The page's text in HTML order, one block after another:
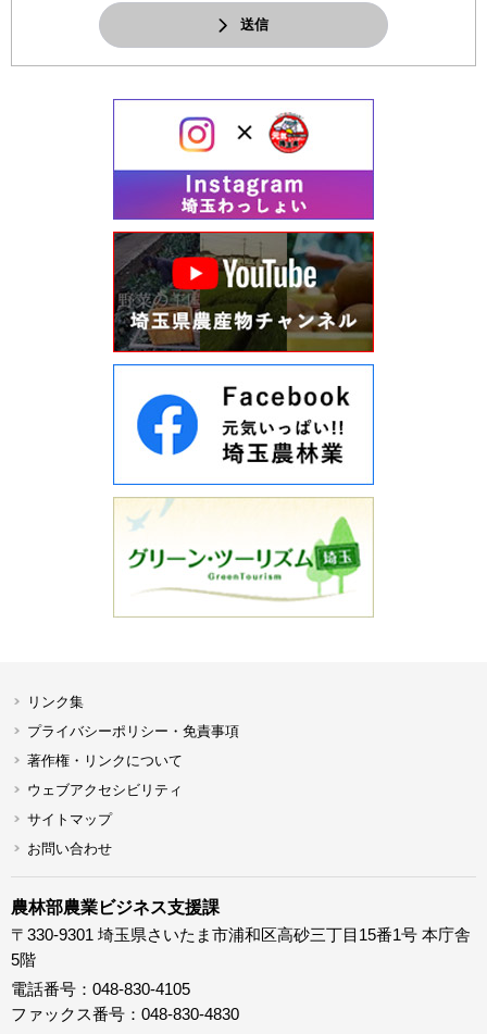
送信
リンク集
プライバシーポリシー・免責事項
著作権・リンクについて
ウェブアクセシビリティ
サイトマップ
お問い合わせ
農林部農業ビジネス支援課
〒330-9301 埼玉県さいたま市浦和区高砂三丁目15番1号 本庁舎
5階
電話番号：048-830-4105
ファックス番号：048-830-4830